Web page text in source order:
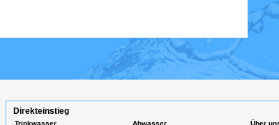
Direkteinstieg
Trinkwasser Abwasser Über